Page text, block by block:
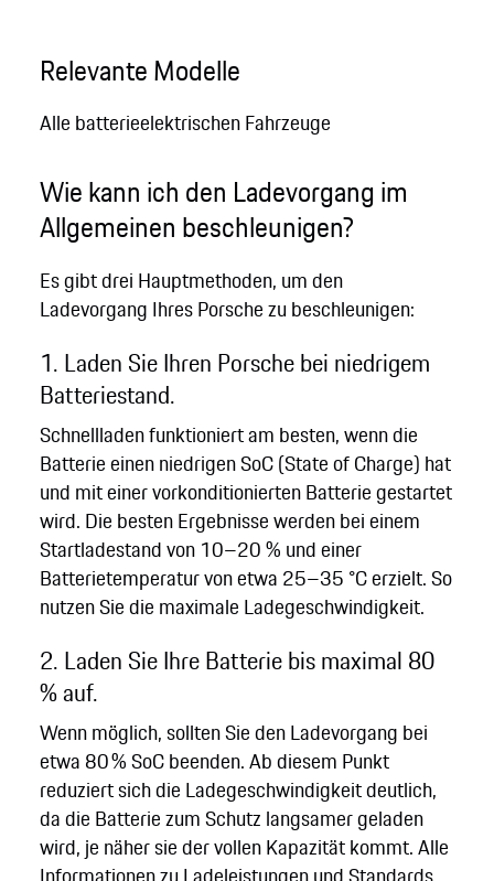
Relevante Modelle
Alle batterieelektrischen Fahrzeuge
Wie kann ich den Ladevorgang im
Allgemeinen beschleunigen?
Es gibt drei Hauptmethoden, um den
Ladevorgang Ihres Porsche zu beschleunigen:
1. Laden Sie Ihren Porsche bei niedrigem
Batteriestand.
Schnellladen funktioniert am besten, wenn die
Batterie einen niedrigen SoC (State of Charge) hat
und mit einer vorkonditionierten Batterie gestartet
wird. Die besten Ergebnisse werden bei einem
Startladestand von 10–20 % und einer
Batterietemperatur von etwa 25–35 °C erzielt. So
nutzen Sie die maximale Ladegeschwindigkeit.
2. Laden Sie Ihre Batterie bis maximal 80
% auf.
Wenn möglich, sollten Sie den Ladevorgang bei
etwa 80 % SoC beenden. Ab diesem Punkt
reduziert sich die Ladegeschwindigkeit deutlich,
da die Batterie zum Schutz langsamer geladen
wird, je näher sie der vollen Kapazität kommt. Alle